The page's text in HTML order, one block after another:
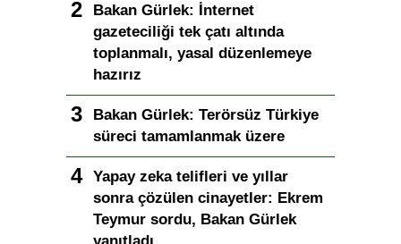
Bakan Gürlek: İnternet
gazeteciliği tek çatı altında
toplanmalı, yasal düzenlemeye
hazırız
Bakan Gürlek: Terörsüz Türkiye
süreci tamamlanmak üzere
Yapay zeka telifleri ve yıllar
sonra çözülen cinayetler: Ekrem
Teymur sordu, Bakan Gürlek